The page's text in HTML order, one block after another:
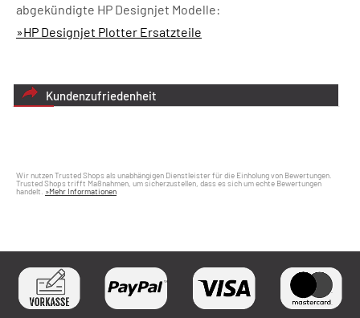
abgekündigte HP Designjet Modelle:
»HP Designjet Plotter Ersatzteile
Kundenzufriedenheit
Wir nutzen Trusted Shops als unabhängigen Dienstleister für die Einholung von Bewertungen.
Trusted Shops trifft Maßnahmen, um sicherzustellen, dass es sich um echte Bewertungen
handelt. »Mehr Informationen